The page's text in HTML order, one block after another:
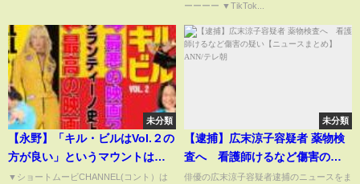
ーーーー ▼TikTok...
未分類
【永野】「キル・ビルはVol.２の
方が良い」というマウントはも
う辞めよう！！
▼ショートムービCHANNEL(コント）は
未分類
【逮捕】広末涼子容疑者 薬物検
査へ 看護師けるなど傷害の疑
い【ニュースまとめ】ANN/テレ
俳優の広末涼子容疑者逮捕のニュースをま